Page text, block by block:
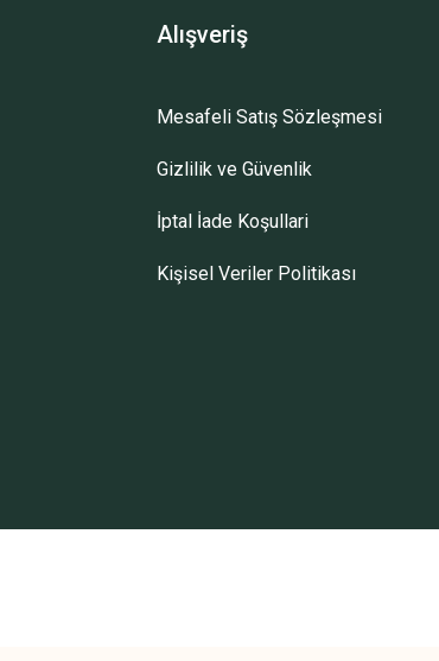
Alışveriş
Mesafeli Satış Sözleşmesi
Gizlilik ve Güvenlik
İptal İade Koşullari
Kişisel Veriler Politikası